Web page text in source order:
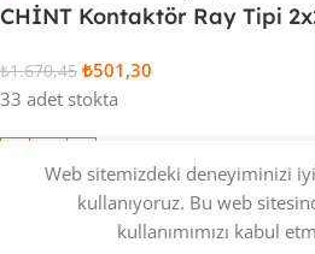
Web sitemizdeki deneyiminizi
kullanıyoruz. Bu web
kullanımımızı kabul
CHİNT Kontaktör Ray Tipi
₺1.670,45 ₺501,30
33 adet stokta
SEPETE
ŞIMDI